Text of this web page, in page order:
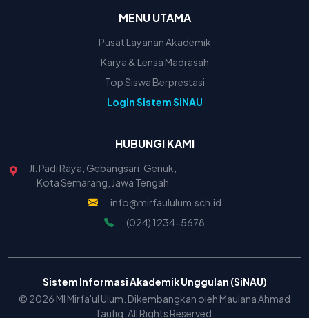
MENU UTAMA
Pusat Layanan Akademik
Karya & Lensa Madrasah
Top Siswa Berprestasi
Login Sistem SiNAU
HUBUNGI KAMI
Jl. Padi Raya, Gebangsari, Genuk,
Kota Semarang, Jawa Tengah
info@mirfaululum.sch.id
(024) 1234-5678
Sistem Informasi Akademik Unggulan (SiNAU)
© 2026 MI Mirfa'ul Ulum. Dikembangkan oleh Maulana Ahmad
Taufiq. All Rights Reserved.